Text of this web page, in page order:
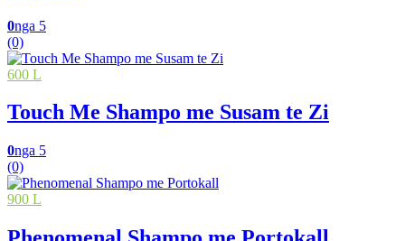
0nga 5
(0)
600 L
Touch Me Shampo me Susam te Zi
0nga 5
(0)
900 L